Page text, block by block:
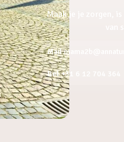
Maak je je zorgen, is
Mail
Bel +31 6 12 704 364